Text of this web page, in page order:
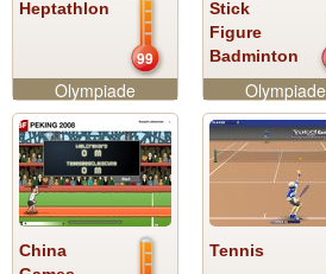
Heptathlon
99
Olympiade
Stick
Figure
Badminton
Olympiade
China
Tennis